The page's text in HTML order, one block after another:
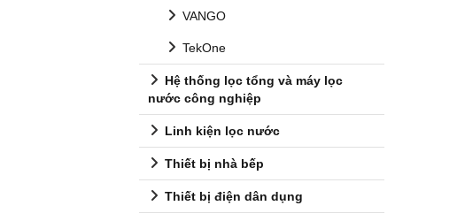
VANGO
TekOne
Hệ thống lọc tổng và máy lọc
nước công nghiệp
Linh kiện lọc nước
Thiết bị nhà bếp
Thiết bị điện dân dụng